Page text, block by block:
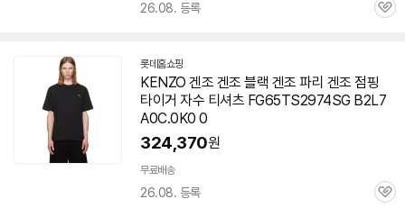
26.08. 등록
관
롯데홈쇼핑
KENZO 겐조 겐조 블랙 겐조 파리 겐조 점핑
타이거 자수 티셔츠 FG65TS2974SG B2L7
A0C.0K0 0
324,370원
무료배송
26.08. 등록
관